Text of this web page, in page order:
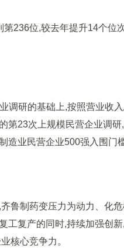
236位,较去年提升14个位次
调研的基础上,按照营业收入
第23次上规模民营企业调研
造业民营企业500强入围门
鲁制药变压力为动力、化
工复产的同时,持续加强创新
核心竞争力。